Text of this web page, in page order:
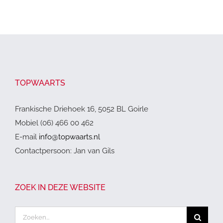
TOPWAARTS
Frankische Driehoek 16, 5052 BL Goirle
Mobiel (06) 466 00 462
E-mail info@topwaarts.nl
Contactpersoon: Jan van Gils
ZOEK IN DEZE WEBSITE
Zoeken